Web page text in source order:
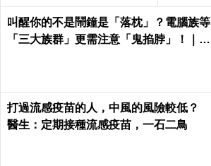
叫醒你的不是鬧鐘是「落枕」？電腦族等
「三大族群」更需注意「鬼掐脖」！｜每
打過流感疫苗的人，中風的風險較低？
醫生：定期接種流感疫苗，一石二鳥